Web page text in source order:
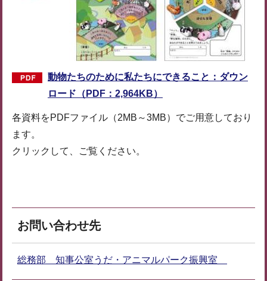
動物たちのために私たちにできること：ダウン
ロード（PDF：2,964KB）
各資料をPDFファイル（2MB～3MB）でご用意しており
ます。
クリックして、ご覧ください。
お問い合わせ先
総務部 知事公室うだ・アニマルパーク振興室